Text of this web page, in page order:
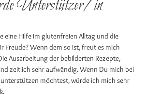
Unterstützer/in
eine Hilfe im glutenfreien Alltag und die
Freude? Wenn dem so ist, freut es mich
Ausarbeitung der bebilderten Rezepte,
zeitlich sehr aufwändig. Wenn Du mich bei
möchtest, würde ich mich sehr